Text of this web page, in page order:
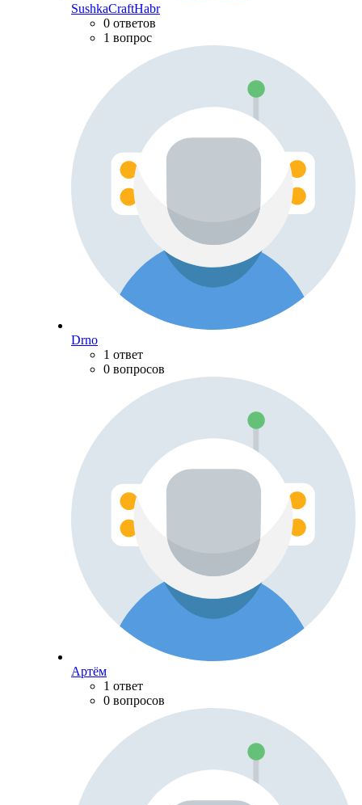
SushkaCraftHabr
0 ответов
1 вопрос
Drno
1 ответ
0 вопросов
Артём
1 ответ
0 вопросов